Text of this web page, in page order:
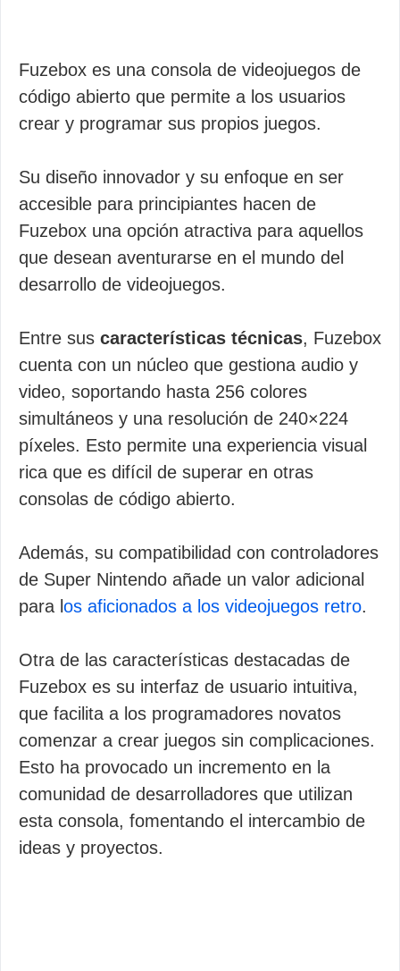
Fuzebox es una consola de videojuegos de
código abierto que permite a los usuarios
crear y programar sus propios juegos.
Su diseño innovador y su enfoque en ser
accesible para principiantes hacen de
Fuzebox una opción atractiva para aquellos
que desean aventurarse en el mundo del
desarrollo de videojuegos.
Entre sus características técnicas, Fuzebox
cuenta con un núcleo que gestiona audio y
video, soportando hasta 256 colores
simultáneos y una resolución de 240×224
píxeles. Esto permite una experiencia visual
rica que es difícil de superar en otras
consolas de código abierto.
Además, su compatibilidad con controladores
de Super Nintendo añade un valor adicional
para l os aficionados a los videojuegos retro.
Otra de las características destacadas de
Fuzebox es su interfaz de usuario intuitiva,
que facilita a los programadores novatos
comenzar a crear juegos sin complicaciones.
Esto ha provocado un incremento en la
comunidad de desarrolladores que utilizan
esta consola, fomentando el intercambio de
ideas y proyectos.